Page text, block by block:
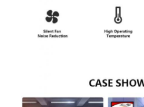
Produkte
Fabrik-Ausflug